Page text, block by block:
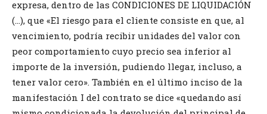
expresa, dentro de las CONDICIONES DE LIQUIDACIÓN
(…), que «El riesgo para el cliente consiste en que, al
vencimiento, podría recibir unidades del valor con
peor comportamiento cuyo precio sea inferior al
importe de la inversión, pudiendo llegar, incluso, a
tener valor cero». También en el último inciso de la
manifestación I del contrato se dice «quedando así